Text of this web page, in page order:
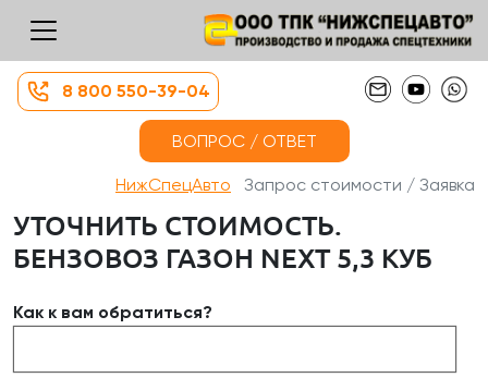
8 800 550-39-04
ВОПРОС / ОТВЕТ
НижСпецАвто Запрос стоимости / Заявка
УТОЧНИТЬ СТОИМОСТЬ.
БЕНЗОВОЗ ГАЗОН NEXT 5,3 КУБ
Как к вам обратиться?